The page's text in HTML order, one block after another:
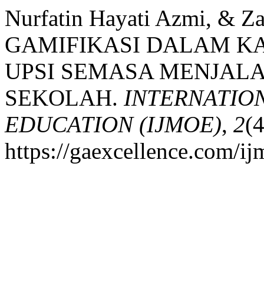
Nurfatin Hayati Azmi, &
GAMIFIKASI DALAM
UPSI SEMASA
SEKOLAH.
EDUCATION (IJMOE), 2
https://gaexcellence.com/